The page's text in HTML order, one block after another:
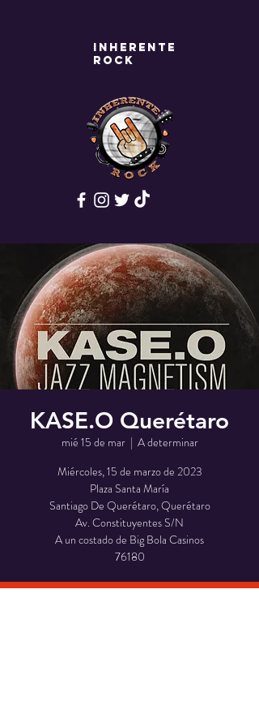
Inherente
rock
KASE.O Querétaro
mié 15 de mar
  |
A determinar
Miércoles, 15 de marzo de 2023
Plaza Santa María
Santiago De Querétaro, Querétaro
Av. Constituyentes S/N
A un costado de Big Bola Casinos
76180